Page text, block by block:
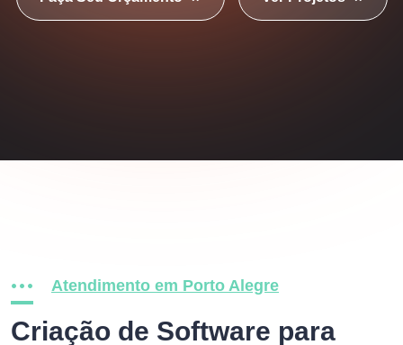
Atendimento em Porto Alegre
Criação de Software para